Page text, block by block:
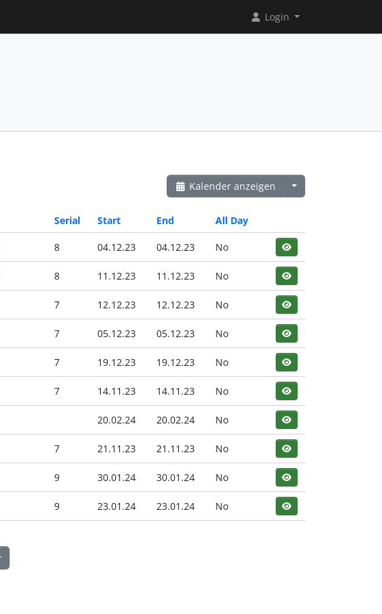
Login
Kalender anzeigen
Serial Start End All Day
8 04.12.23 04.12.23 No
8 11.12.23 11.12.23 No
7 12.12.23 12.12.23 No
7 05.12.23 05.12.23 No
7 19.12.23 19.12.23 No
7 14.11.23 14.11.23 No
20.02.24 20.02.24 No
7 21.11.23 21.11.23 No
9 30.01.24 30.01.24 No
9 23.01.24 23.01.24 No